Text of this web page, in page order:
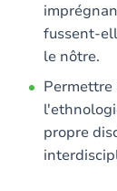
fussent-
le nôtre.
Permettre
propre